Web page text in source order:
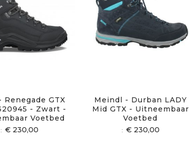
Renegade GTX
- Zwart -
Voetbed
€ 230,00
Meindl - Durban LADY
Mid GTX - Uitneembaar
Voetbed
€ 230,00